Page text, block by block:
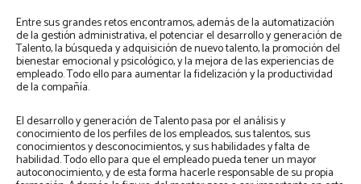
Entre sus grandes retos encontramos, además de la automatización
de la gestión administrativa, el potenciar el desarrollo y generación de
Talento, la búsqueda y adquisición de nuevo talento, la promoción del
bienestar emocional y psicológico, y la mejora de las experiencias de
empleado. Todo ello para aumentar la fidelización y la productividad
de la compañía.
El desarrollo y generación de Talento pasa por el análisis y
conocimiento de los perfiles de los empleados, sus talentos, sus
conocimientos y desconocimientos, y sus habilidades y falta de
habilidad. Todo ello para que el empleado pueda tener un mayor
autoconocimiento, y de esta forma hacerle responsable de su propia